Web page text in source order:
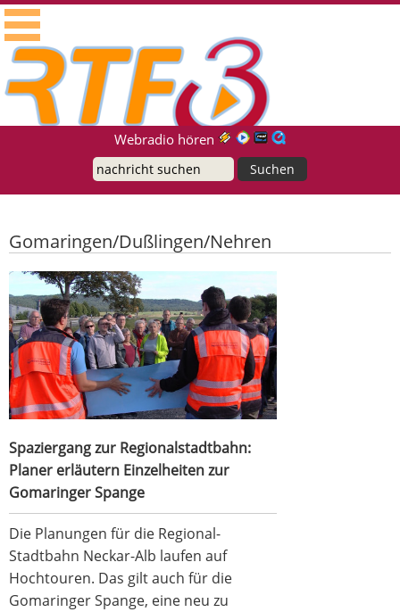
RTF.1 - Radio für die Region Neckar-Alb
Webradio hören
Gomaringen/Dußlingen/Nehren
Spaziergang zur Regionalstadtbahn:
Planer erläutern Einzelheiten zur
Gomaringer Spange
Spaziergang zur Regionalstadtbahn:
Planer erläutern Einzelheiten zur
Gomaringer Spange
Die Planungen für die Regional-
Stadtbahn Neckar-Alb laufen auf
Hochtouren. Das gilt auch für die
Gomaringer Spange, eine neu zu